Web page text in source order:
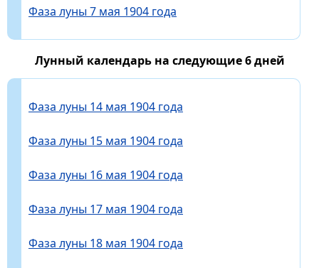
Фаза луны 7 мая 1904 года
Лунный календарь на следующие 6 дней
Фаза луны 14 мая 1904 года
Фаза луны 15 мая 1904 года
Фаза луны 16 мая 1904 года
Фаза луны 17 мая 1904 года
Фаза луны 18 мая 1904 года